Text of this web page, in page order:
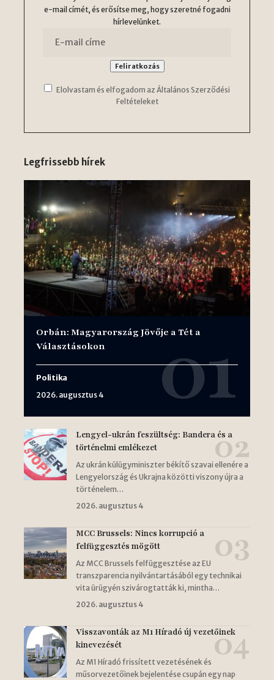
e-mail címét, és erősítse meg, hogy szeretné fogadni
hírlevelünket.
Elolvastam és elfogadom az Általános Szerződési
Feltételeket
Legfrissebb hírek
Orbán: Magyarország Jövője a Tét a
Választásokon
Politika
2026. augusztus 4
Lengyel-ukrán feszültség: Bandera és a
történelmi emlékezet
Az ukrán külügyminiszter békítő szavai ellenére a
Lengyelország és Ukrajna közötti viszony újra a
történelem…
2026. augusztus 4
MCC Brussels: Nincs korrupció a
felfüggesztés mögött
Az MCC Brussels felfüggesztése az EU
transzparencia nyilvántartásából egy technikai
vita ürügyén szivárogtatták ki, mintha…
2026. augusztus 4
Visszavonták az M1 Híradó új vezetőinek
kinevezését
Az M1 Híradó frissített vezetésének és
műsorvezetőinek bejelentése csupán egy nap